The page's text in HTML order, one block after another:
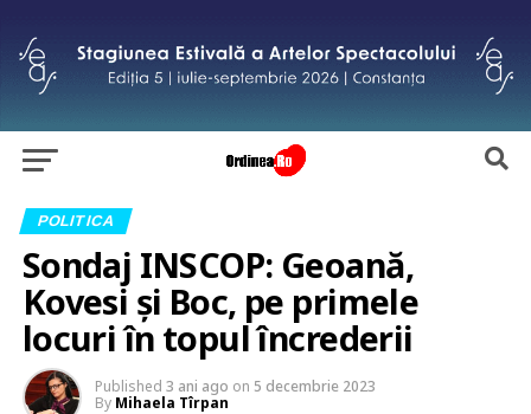
POLITICA
Sondaj INSCOP: Geoană,
Kovesi şi Boc, pe primele
locuri în topul încrederii
Published 3 ani ago on 5 decembrie 2023
By Mihaela Tîrpan